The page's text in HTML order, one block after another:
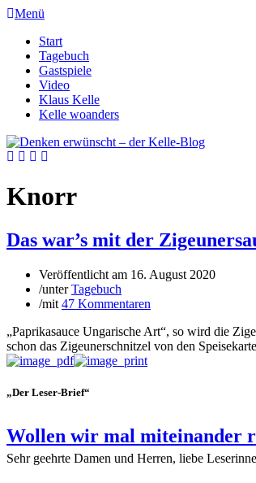
Menü
Start
Tagebuch
Gastspiele
Video
Klaus Kelle
Kelle woanders
Knorr
Das war’s mit der
Veröffentlicht am 16. August 2020
/unterTagebuch
/mit 47 Kommentaren
„Paprikasauce Ungarische Art“, so wird die
schon das Zigeunerschnitzel von den
„Der Leser-Brief“
Wollen wir mal miteinander
Sehr geehrte Damen und Herren, liebe